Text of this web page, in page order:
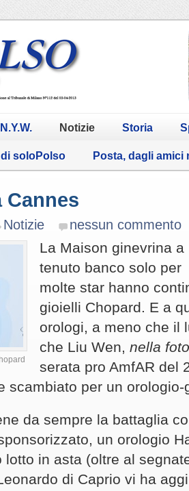
N.Y.W. Notizie Storia
di soloPolso Posta, dagli amici
Cannes
Notizie nessun commento
La Maison ginevrina
tenuto banco solo
molte star hanno
gioielli Chopard. E a
orologi, a meno che il
che Liu Wen, nella foto
serata pro AmfAR del
scambiato per un
da sempre la battaglia
un orologio
lotto in asta (oltre al
di Caprio vi ha